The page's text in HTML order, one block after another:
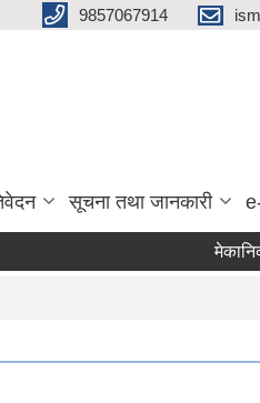
9857067914
सूचना तथा जानकारी
मेकानिकल